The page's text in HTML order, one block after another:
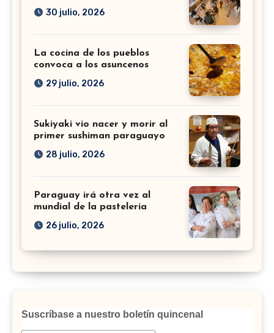
30 julio, 2026
La cocina de los pueblos
convoca a los asuncenos
29 julio, 2026
Sukiyaki vio nacer y morir al
primer sushiman paraguayo
28 julio, 2026
Paraguay irá otra vez al
mundial de la pastelería
26 julio, 2026
Suscríbase a nuestro boletín quincenal